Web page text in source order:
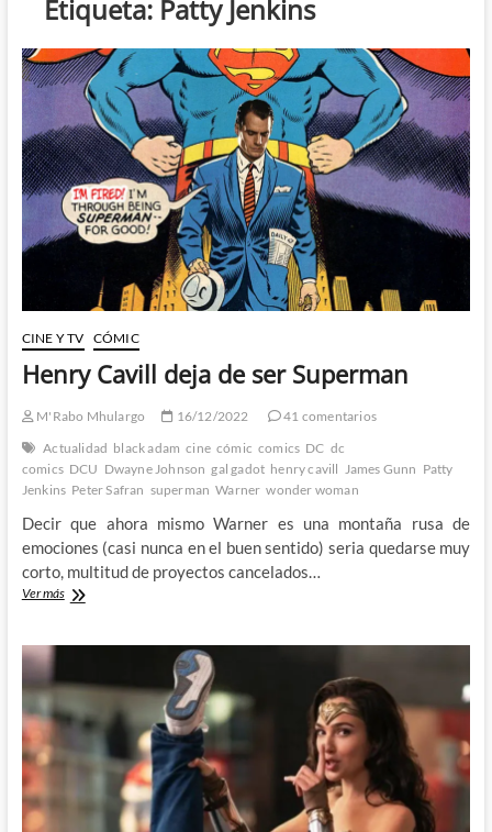
Etiqueta: Patty Jenkins
CINE Y TV CÓMIC
Henry Cavill deja de ser Superman
M'Rabo Mhulargo 16/12/2022
41 comentarios
Actualidad black adam cine cómic comics DC dc
comics DCU Dwayne Johnson gal gadot henry cavill James Gunn Patty
Jenkins Peter Safran superman Warner wonder woman
Decir que ahora mismo Warner es una montaña rusa de
emociones (casi nunca en el buen sentido) seria quedarse muy
corto, multitud de proyectos cancelados…
Ver másHenry
Superman